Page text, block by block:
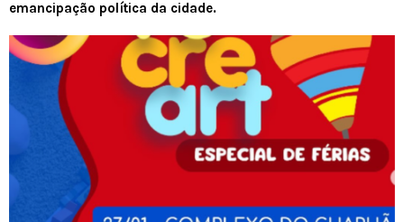
emancipação política da cidade.